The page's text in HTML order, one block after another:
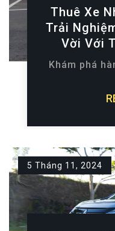
Thuê Xe
Trải
Vời Với
Khám phá
5 Tháng 11, 2024